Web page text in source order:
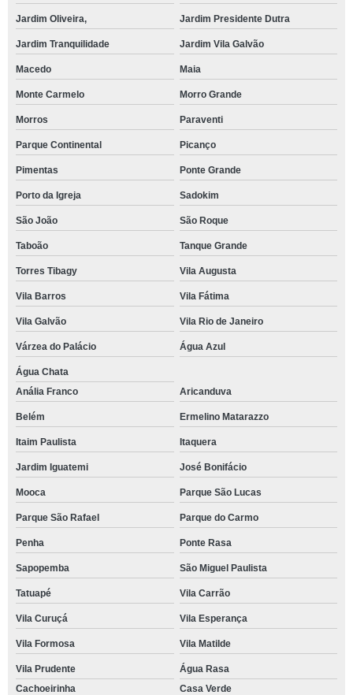
Jardim Oliveira, Jardim Presidente Dutra
Jardim Tranquilidade Jardim Vila Galvão
Macedo Maia
Monte Carmelo Morro Grande
Morros Paraventi
Parque Continental Picanço
Pimentas Ponte Grande
Porto da Igreja Sadokim
São João São Roque
Taboão Tanque Grande
Torres Tibagy Vila Augusta
Vila Barros Vila Fátima
Vila Galvão Vila Rio de Janeiro
Várzea do Palácio Água Azul
Água Chata
Anália Franco
Aricanduva
Belém Ermelino Matarazzo
Itaim Paulista Itaquera
Jardim Iguatemi José Bonifácio
Mooca Parque São Lucas
Parque São Rafael Parque do Carmo
Penha Ponte Rasa
Sapopemba São Miguel Paulista
Tatuapé Vila Carrão
Vila Curuçá Vila Esperança
Vila Formosa Vila Matilde
Vila Prudente
Água Rasa
Cachoeirinha
Casa Verde